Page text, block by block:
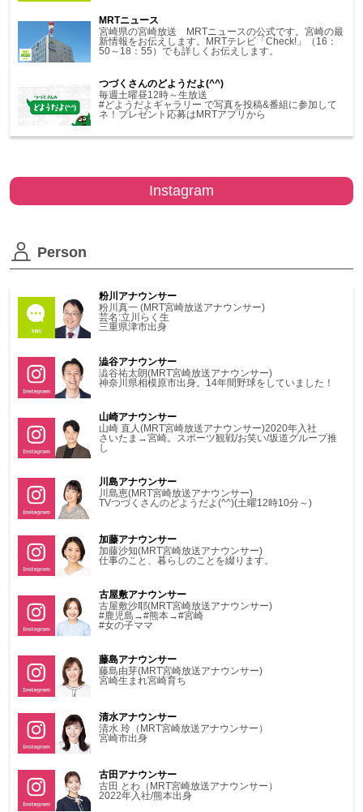
MRTニュース
宮崎県の宮崎放送 MRTニュースの公式です。宮崎の最
新情報をお伝えします。MRTテレビ「Check!」（16：
50～18：55）でも詳しくお伝えします。
つづくさんのどようだよ(^^)
毎週土曜昼12時～生放送
#どようだよギャラリー で写真を投稿&番組に参加して
ネ！プレゼント応募はMRTアプリから
Instagram
Person
粉川アナウンサー
粉川真一 (MRT宮崎放送アナウンサー)
芸名:立川らく生
三重県津市出身
澁谷アナウンサー
澁谷祐太朗(MRT宮崎放送アナウンサー)
神奈川県相模原市出身。14年間野球をしていました！
山崎アナウンサー
山崎 直人(MRT宮崎放送アナウンサー)2020年入社
さいたま→宮崎。スポーツ観戦/お笑い/坂道グループ推
し
川島アナウンサー
川島恵(MRT宮崎放送アナウンサー)
TVつづくさんのどようだよ(^^)(土曜12時10分～)
加藤アナウンサー
加藤沙知(MRT宮崎放送アナウンサー)
仕事のこと、暮らしのことを綴ります。
古屋敷アナウンサー
古屋敷沙耶(MRT宮崎放送アナウンサー)
#鹿児島→#熊本→#宮崎
#女の子ママ
藤島アナウンサー
藤島由芽(MRT宮崎放送アナウンサー)
宮崎生まれ宮崎育ち
清水アナウンサー
清水 玲（MRT宮崎放送アナウンサー）
宮崎市出身
古田アナウンサー
古田 とわ（MRT宮崎放送アナウンサー）
2022年入社/熊本出身